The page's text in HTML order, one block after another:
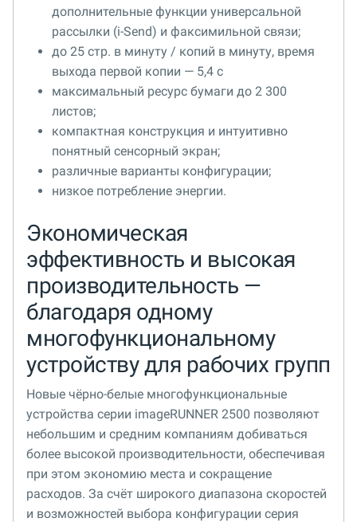
дополнительные функции универсальной
рассылки (i-Send) и факсимильной связи;
до 25 стр. в минуту / копий в минуту, время
выхода первой копии — 5,4 с
максимальный ресурс бумаги до 2 300
листов;
компактная конструкция и интуитивно
понятный сенсорный экран;
различные варианты конфигурации;
низкое потребление энергии.
Экономическая
эффективность и высокая
производительность —
благодаря одному
многофункциональному
устройству для рабочих групп
Новые чёрно-белые многофункциональные
устройства серии imageRUNNER 2500 позволяют
небольшим и средним компаниям добиваться
более высокой производительности, обеспечивая
при этом экономию места и сокращение
расходов. За счёт широкого диапазона скоростей
и возможностей выбора конфигурации серия